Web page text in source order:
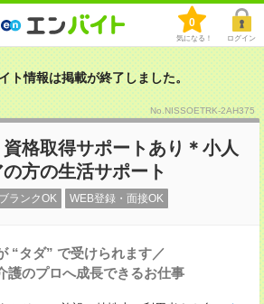
0
気になる！ ログイン
ト情報は掲載が終了しました。
No.NISSOETRK-2AH375
格取得サポートあり＊小人
方の生活サポート
ブランクOK WEB登録・面接OK
“タダ” で受けられます／
護のプロへ成長できるお仕事